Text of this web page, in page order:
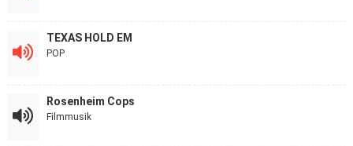
TEXAS HOLD EM
POP
Rosenheim Cops
Filmmusik